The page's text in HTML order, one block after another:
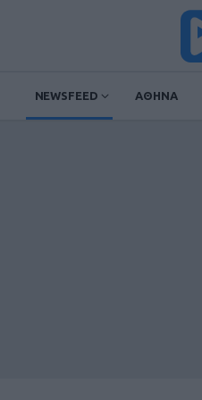
NEWSFEED ΑΘΗΝΑ